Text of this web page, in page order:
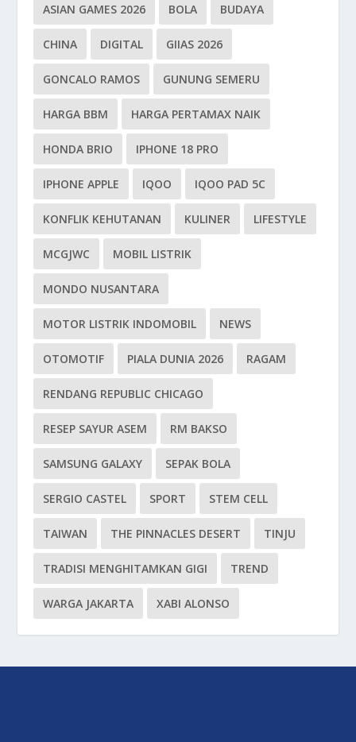
ASIAN GAMES 2026 BOLA BUDAYA
CHINA DIGITAL GIIAS 2026
GONCALO RAMOS GUNUNG SEMERU
HARGA BBM HARGA PERTAMAX NAIK
HONDA BRIO IPHONE 18 PRO
IPHONE APPLE IQOO IQOO PAD 5C
KONFLIK KEHUTANAN KULINER LIFESTYLE
MCGJWC MOBIL LISTRIK
MONDO NUSANTARA
MOTOR LISTRIK INDOMOBIL NEWS
OTOMOTIF PIALA DUNIA 2026 RAGAM
RENDANG REPUBLIC CHICAGO
RESEP SAYUR ASEM RM BAKSO
SAMSUNG GALAXY SEPAK BOLA
SERGIO CASTEL SPORT STEM CELL
TAIWAN THE PINNACLES DESERT TINJU
TRADISI MENGHITAMKAN GIGI TREND
WARGA JAKARTA XABI ALONSO